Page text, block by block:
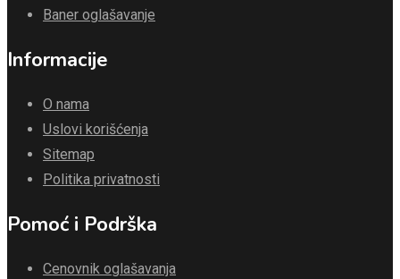
Baner oglašavanje
Informacije
O nama
Uslovi korišćenja
Sitemap
Politika privatnosti
Pomoć i Podrška
Cenovnik oglašavanja